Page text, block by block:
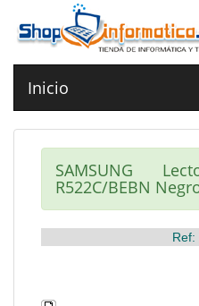
Inicio
SAMSUNG
R522C/BEBN
Ref: